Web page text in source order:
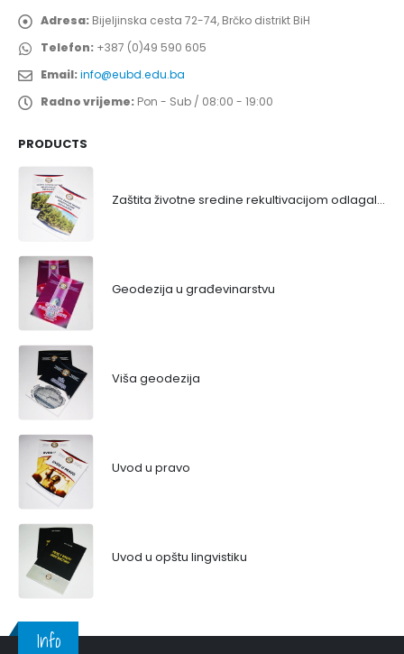
Adresa: Bijeljinska cesta 72-74, Brčko distrikt BiH
Telefon: +387 (0)49 590 605
Email:info@eubd.edu.ba
Radno vrijeme: Pon - Sub / 08:00 - 19:00
PRODUCTS
Zaštita životne sredine rekultivacijom odlagališta
Geodezija u građevinarstvu
Viša geodezija
Uvod u pravo
Uvod u opštu lingvistiku
Info